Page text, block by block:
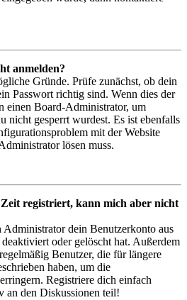
anmelden?
Gründe. Prüfe zunächst, ob dein
Passwort richtig sind. Wenn dies der
einen Board-Administrator, um
nicht gesperrt wurdest. Es ist ebenfalls
mit der Website
lösen muss.
registriert, kann mich aber nicht
Administrator dein Benutzerkonto aus
oder gelöscht hat. Außerdem
Benutzer, die für längere
haben, um die
Registriere dich einfach
an den Diskussionen teil!